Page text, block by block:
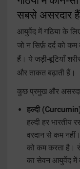
सबसे असरदार
आयुर्वेद में गठिया के
जो न सिर्फ़ दर्द को
हैं। ये जड़ी-बूटियाँ
और ताकत बढ़ाती हैं।
कुछ प्रमुख और
हल्दी
हल्दी हर भारतीय
वरदान से कम
को कम करता है।
का सेवन आयुर्वेद में